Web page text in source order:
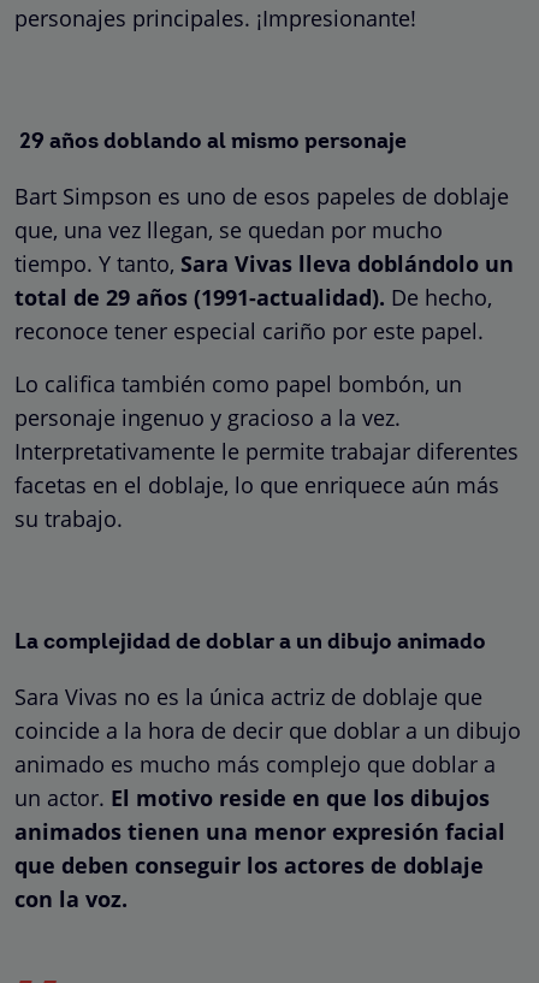
personajes principales. ¡Impresionante!
29 años doblando al mismo personaje
Bart Simpson es uno de esos papeles de doblaje
que, una vez llegan, se quedan por mucho
tiempo. Y tanto, Sara Vivas lleva doblándolo un
total de 29 años (1991-actualidad). De hecho,
reconoce tener especial cariño por este papel.
Lo califica también como papel bombón, un
personaje ingenuo y gracioso a la vez.
Interpretativamente le permite trabajar diferentes
facetas en el doblaje, lo que enriquece aún más
su trabajo.
La complejidad de doblar a un dibujo animado
Sara Vivas no es la única actriz de doblaje que
coincide a la hora de decir que doblar a un dibujo
animado es mucho más complejo que doblar a
un actor. El motivo reside en que los dibujos
animados tienen una menor expresión facial
que deben conseguir los actores de doblaje
con la voz.